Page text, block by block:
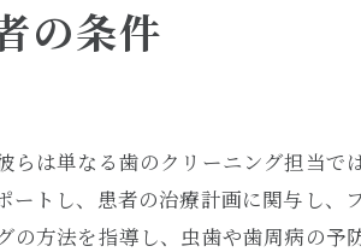
ト
基準
の条件
は単なる歯のクリーニング担当で
トし、患者の治療計画に関与し、
方法を指導し、虫歯や歯周病の予